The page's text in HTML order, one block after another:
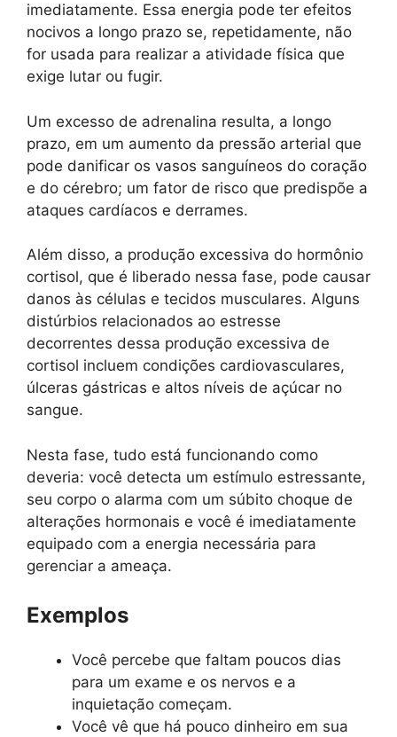
imediatamente. Essa energia pode ter efeitos
nocivos a longo prazo se, repetidamente, não
for usada para realizar a atividade física que
exige lutar ou fugir.
Um excesso de adrenalina resulta, a longo
prazo, em um aumento da pressão arterial que
pode danificar os vasos sanguíneos do coração
e do cérebro; um fator de risco que predispõe a
ataques cardíacos e derrames.
Além disso, a produção excessiva do hormônio
cortisol, que é liberado nessa fase, pode causar
danos às células e tecidos musculares. Alguns
distúrbios relacionados ao estresse
decorrentes dessa produção excessiva de
cortisol incluem condições cardiovasculares,
úlceras gástricas e altos níveis de açúcar no
sangue.
Nesta fase, tudo está funcionando como
deveria: você detecta um estímulo estressante,
seu corpo o alarma com um súbito choque de
alterações hormonais e você é imediatamente
equipado com a energia necessária para
gerenciar a ameaça.
Exemplos
Você percebe que faltam poucos dias
para um exame e os nervos e a
inquietação começam.
Você vê que há pouco dinheiro em sua